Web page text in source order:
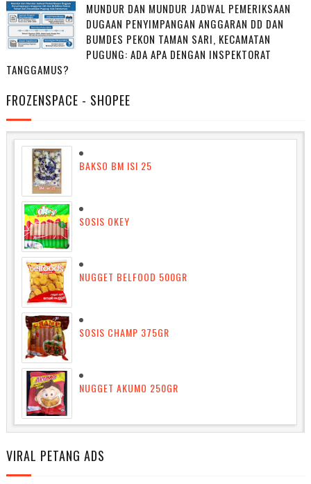
MUNDUR DAN MUNDUR JADWAL PEMERIKSAAN
DUGAAN PENYIMPANGAN ANGGARAN DD DAN
BUMDES PEKON TAMAN SARI, KECAMATAN
PUGUNG: ADA APA DENGAN INSPEKTORAT
TANGGAMUS?
FROZENSPACE - SHOPEE
BAKSO BM ISI 25
SOSIS OKEY
NUGGET BELFOOD 500GR
SOSIS CHAMP 375GR
NUGGET AKUMO 250GR
VIRAL PETANG ADS